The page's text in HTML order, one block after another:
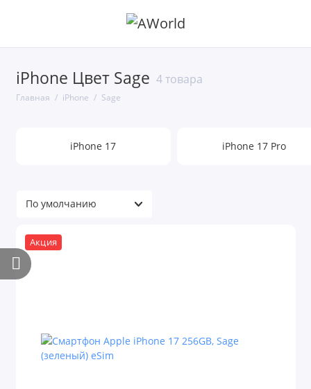
iPhone Цвет Sage 4 товара
Главная iPhone Sage
iPhone 17 iPhone 17 Pro
Акция